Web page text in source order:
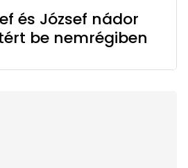
és József nádor
be nemrégiben